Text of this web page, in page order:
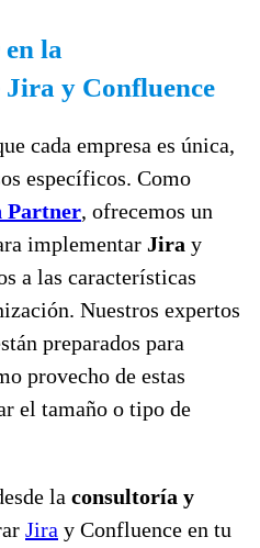
la
y Confluence
cada empresa es única,
específicos. Como
Partner, ofrecemos un
implementar Jira y
a las características
Nuestros expertos
preparados para
provecho de estas
el tamaño o tipo de
la consultoría y
Jira y Confluence en tu